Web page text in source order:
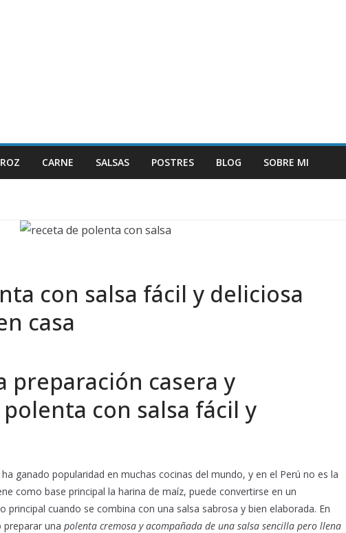
CARNE SALSAS POSTRES BLOG SOBRE MI
con salsa fácil y deliciosa
casa
preparación casera y
con salsa fácil y
ganado popularidad en muchas cocinas del mundo, y en el Perú no es la
como base principal la harina de maíz, puede convertirse en un
cuando se combina con una salsa sabrosa y bien elaborada. En
una polenta cremosa y acompañada de una salsa sencilla pero llena